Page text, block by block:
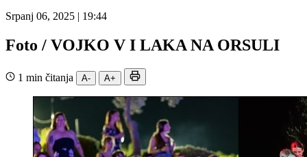
Srpanj 06, 2025 | 19:44
Foto / VOJKO V I LAKA NA ORSULI
1 min čitanja A- A+